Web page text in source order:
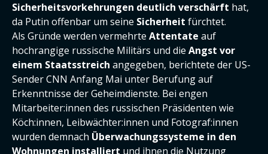
Sicherheitsvorkehrungen deutlich verschärft hat,
da Putin offenbar um seine Sicherheit fürchtet.
Als Gründe werden vermehrte Attentate auf
hochrangige russische Militärs und die Angst vor
einem Staatsstreich angegeben, berichtete der US-
Sender CNN Anfang Mai unter Berufung auf
Erkenntnisse der Geheimdienste. Bei engen
Mitarbeiter:innen des russischen Präsidenten wie
Köch:innen, Leibwächter:innen und Fotograf:innen
wurden demnach Überwachungssysteme in den
Wohnungen installiert und ihnen die Nutzung